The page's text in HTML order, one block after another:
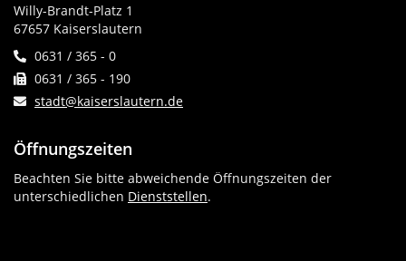
Willy-Brandt-Platz 1
67657 Kaiserslautern
0631 / 365 - 0
0631 / 365 - 190
stadt@kaiserslautern.de
Öffnungszeiten
Beachten Sie bitte abweichende Öffnungszeiten der
unterschiedlichen Dienststellen.